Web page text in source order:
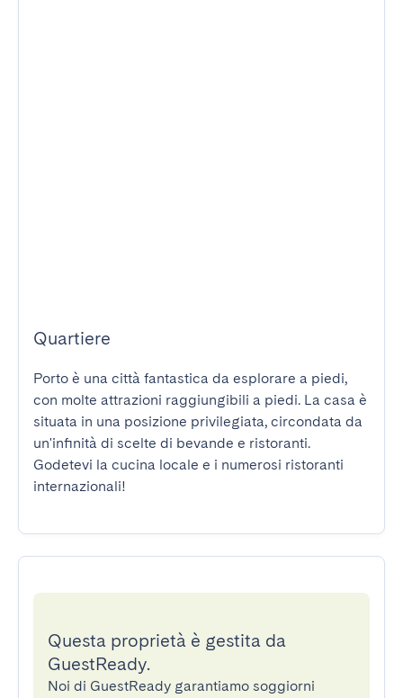
Quartiere
Porto è una città fantastica da esplorare a piedi,
con molte attrazioni raggiungibili a piedi. La casa è
situata in una posizione privilegiata, circondata da
un'infinità di scelte di bevande e ristoranti.
Godetevi la cucina locale e i numerosi ristoranti
internazionali!
Questa proprietà è gestita da
GuestReady.
Noi di GuestReady garantiamo soggiorni